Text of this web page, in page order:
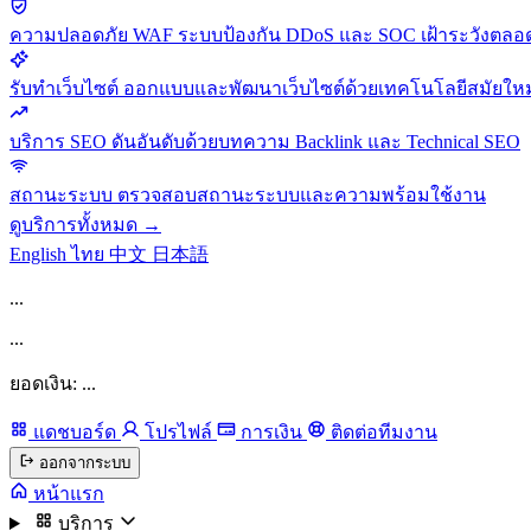
ความปลอดภัย WAF ระบบป้องกัน DDoS และ SOC เฝ้าระวังตลอ
รับทำเว็บไซต์ ออกแบบและพัฒนาเว็บไซต์ด้วยเทคโนโลยีสมัยให
บริการ SEO ดันอันดับด้วยบทความ Backlink และ Technical SEO
สถานะระบบ ตรวจสอบสถานะระบบและความพร้อมใช้งาน
ดูบริการทั้งหมด →
Englishไทย 中文 日本語
...
...
ยอดเงิน: ...
แดชบอร์ด โปรไฟล์ การเงิน ติดต่อทีมงาน
ออกจากระบบ
หน้าแรก
บริการ